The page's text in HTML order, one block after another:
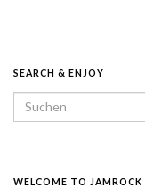
SEARCH & ENJOY
Search for:
WELCOME TO JAMROCK